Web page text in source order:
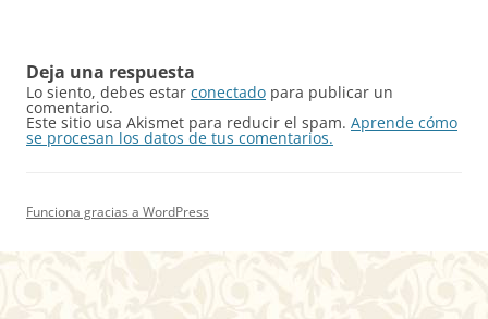
Deja una respuesta
Lo siento, debes estar conectado para publicar un
comentario.
Este sitio usa Akismet para reducir el spam. Aprende cómo
se procesan los datos de tus comentarios.
Funciona gracias a WordPress